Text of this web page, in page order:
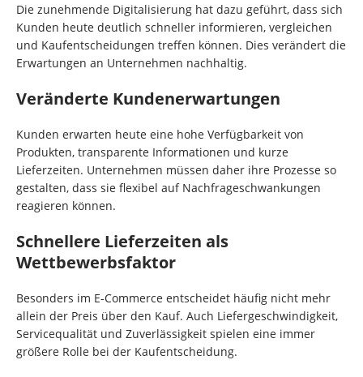
Die zunehmende Digitalisierung hat dazu geführt, dass sich
Kunden heute deutlich schneller informieren, vergleichen
und Kaufentscheidungen treffen können. Dies verändert die
Erwartungen an Unternehmen nachhaltig.
Veränderte Kundenerwartungen
Kunden erwarten heute eine hohe Verfügbarkeit von
Produkten, transparente Informationen und kurze
Lieferzeiten. Unternehmen müssen daher ihre Prozesse so
gestalten, dass sie flexibel auf Nachfrageschwankungen
reagieren können.
Schnellere Lieferzeiten als
Wettbewerbsfaktor
Besonders im E-Commerce entscheidet häufig nicht mehr
allein der Preis über den Kauf. Auch Liefergeschwindigkeit,
Servicequalität und Zuverlässigkeit spielen eine immer
größere Rolle bei der Kaufentscheidung.